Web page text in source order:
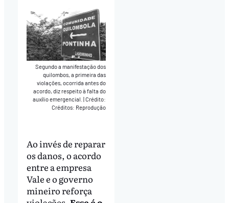
Segundo a manifestação dos
quilombos, a primeira das
violações, ocorrida antes do
acordo, diz respeito à falta do
auxílio emergencial.
Crédito:
Créditos: Reprodução
Ao invés de reparar
os danos, o acordo
entre a empresa
Vale e o governo
mineiro reforça